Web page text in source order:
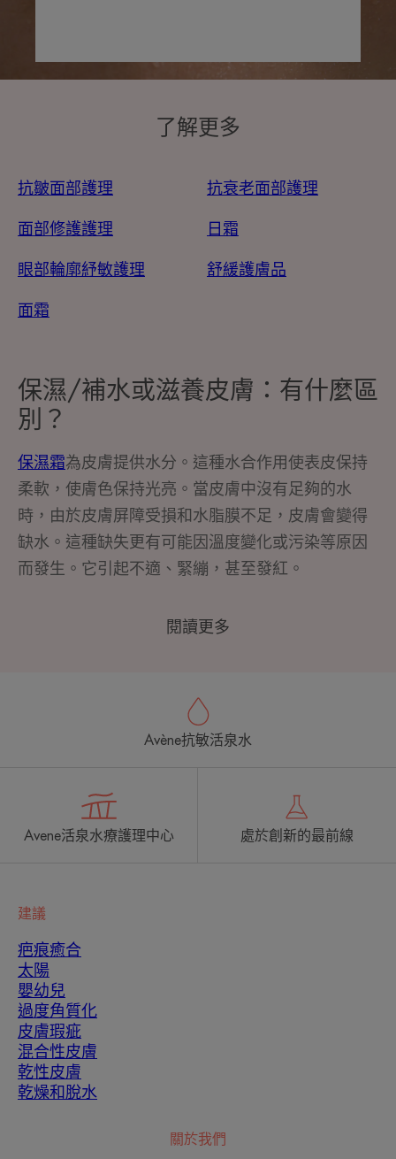
了解更多
抗皺面部護理 抗衰老面部護理
面部修護護理 日霜
眼部輪廓紓敏護理 舒緩護膚品
面霜
保濕/補水或滋養皮膚：有什麼區
別？
保濕霜為皮膚提供水分。這種水合作用使表皮保持
柔軟，使膚色保持光亮。當皮膚中沒有足夠的水
時，由於皮膚屏障受損和水脂膜不足，皮膚會變得
缺水。這種缺失更有可能因溫度變化或污染等原因
而發生。它引起不適、緊繃，甚至發紅。
閱讀更多
您應該採取哪種護膚程序？
在我們專家的幫助下，確定您的皮膚真正需要的並
Avène抗敏活泉水
Avene活泉水療護理中心 處於創新的最前線
建議
疤痕癒合
太陽
嬰幼兒
過度角質化
皮膚瑕疵
混合性皮膚
乾性皮膚
乾燥和脫水
關於我們